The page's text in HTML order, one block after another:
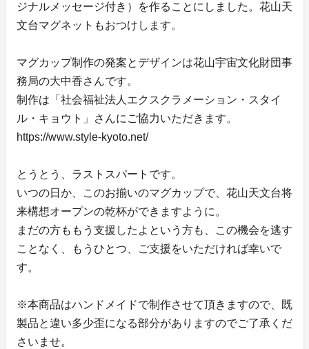
ジナルメッセージ付き）を作ることにしました。花山天
文台マグネットもおつけします。
マグカップ制作の発案とデザインは花山宇宙文化財団事
務局の大中香さんです。
制作は「社会福祉法人エクスクラメーション・スタイ
ル・キョウト」さんにご協力いただきます。
https://www.style-kyoto.net/
とうとう、ラストスパートです。
いつの日か、このお揃いのマグカップで、花山天文台将
来構想オープンの乾杯ができますように。
まだの方ももう支援したよという方も、この機会を逃す
ことなく、もうひとつ、ご支援をいただければ幸いで
す。
※本商品はハンドメイドで制作させて頂きますので、既
製品と違い多少歪になる部分がありますのでご了承くだ
さいませ。